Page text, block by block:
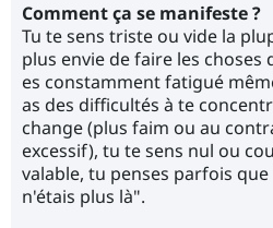
Comment ça se manifeste ?
Tu te sens triste ou vide la
plus envie de faire les choses
es constamment fatigué
as des difficultés à te
change (plus faim ou au
excessif), tu te sens nul ou
valable, tu penses parfois
n'étais plus là".